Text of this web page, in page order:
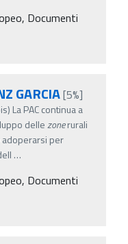
Documenti
GARCIA[5%]
La PAC continua a
dellezonerurali
adoperarsi per
…
Documenti